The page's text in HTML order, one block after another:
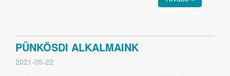
PÜNKÖSDI ALKALMAINK
2021-05-22